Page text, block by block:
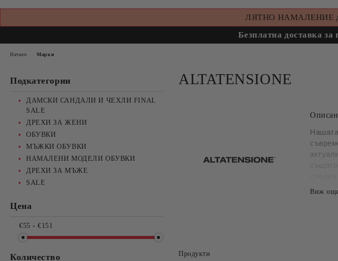
ЛЯТНО НАМАЛЕНИЕ
Безплатна доставка
Подкатегории
ДАМСКИ САНДАЛИ И ЧЕХЛИ FINAL
SALE
ДРЕХИ ЗА ЖЕНИ
ОБУВКИ
МЪЖКИ ОБУВКИ
НАМАЛЕНИ МОДЕЛИ ОБУВКИ
ДРЕХИ ЗА МЪЖЕ
SALE
Цена
€55 - €151
Количество
Начало Марки
ALTATENSIONE
Виж
Продукти